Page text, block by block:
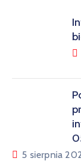
5 sierpnia